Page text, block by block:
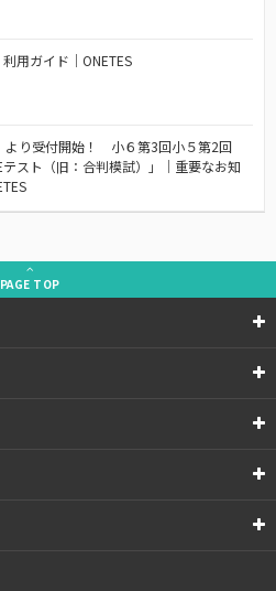
用ガイド｜ONETES
より受付開始！ 小６第3回小５第2回
テスト（旧：合判模試）」｜重要なお知
PAGE TOP